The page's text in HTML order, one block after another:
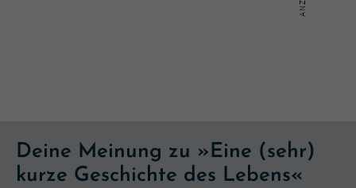
Deine Meinung zu »Eine (sehr)
kurze Geschichte des Lebens«